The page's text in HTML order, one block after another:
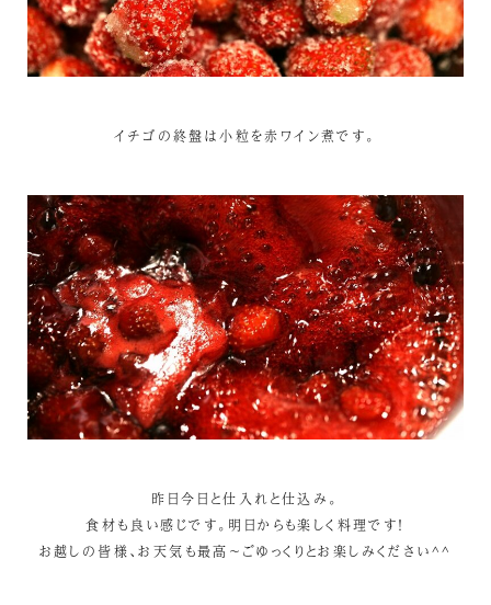
イチゴの終盤は小粒を赤ワイン煮です。
昨日今日と仕入れと仕込み。
食材も良い感じです。明日からも楽しく料理です！
お越しの皆様、お天気も最高～ごゆっくりとお楽しみください^^